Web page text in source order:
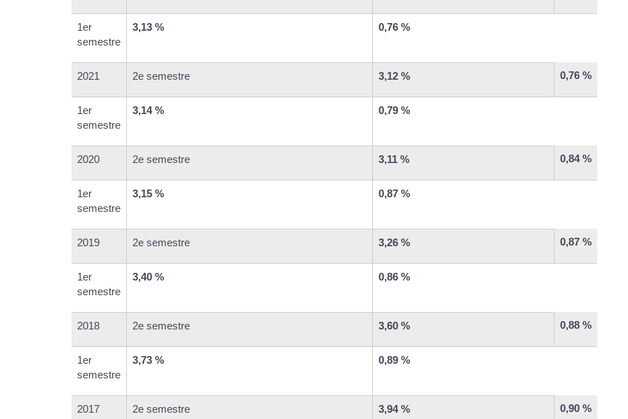
1er
semestre
3,13 % 0,76 %
2021 2e semestre 3,12 % 0,76 %
1er
semestre
3,14 % 0,79 %
2020 2e semestre 3,11 % 0,84 %
1er
semestre
3,15 % 0,87 %
2019 2e semestre 3,26 % 0,87 %
1er
semestre
3,40 % 0,86 %
2018 2e semestre 3,60 % 0,88 %
1er
semestre
3,73 % 0,89 %
2017 2e semestre 3,94 % 0,90 %